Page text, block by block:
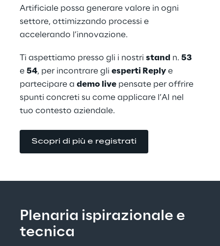
Artificiale possa generare valore in ogni
settore, ottimizzando processi e
accelerando l’innovazione.
Ti aspettiamo presso gli i nostri stand n. 53
e 54, per incontrare gli esperti Reply e
partecipare a demo live pensate per offrire
spunti concreti su come applicare l’AI nel
tuo contesto aziendale.
Scopri di più e registrati
Plenaria ispirazionale e
tecnica